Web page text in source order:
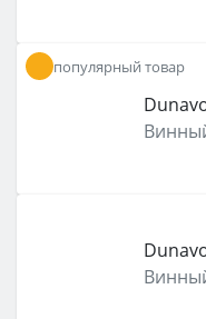
популярный товар